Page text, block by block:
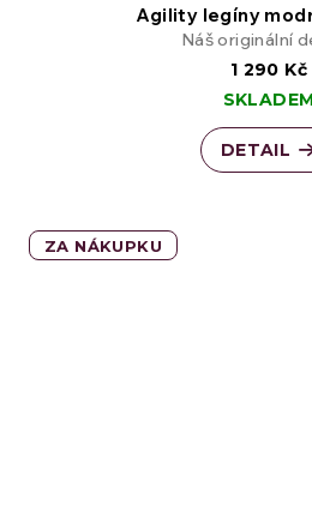
Agility legíny
Náš originální
1 290 Kč
SKLADEM
DETAIL
ZA NÁKUPKU